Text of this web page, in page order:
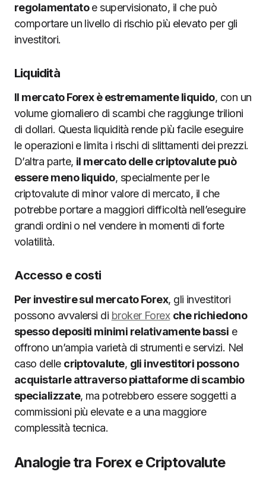
regolamentatoe supervisionato, il che può
comportare un livello di rischio più elevato per gli
investitori.
Liquidità
Il mercato Forex è estremamente liquido, con un
volume giornaliero di scambi che raggiunge trilioni
di dollari. Questa liquidità rende più facile eseguire
le operazioni e limita i rischi di slittamenti dei prezzi.
D’altra parte, il mercato delle criptovalute può
essere meno liquido, specialmente per le
criptovalute di minor valore di mercato, il che
potrebbe portare a maggiori difficoltà nell’eseguire
grandi ordini o nel vendere in momenti di forte
volatilità.
Accesso e costi
Per investire sul mercato Forex, gli investitori
possono avvalersi di broker Forex che richiedono
spesso depositi minimi relativamente bassi e
offrono un’ampia varietà di strumenti e servizi. Nel
caso delle criptovalute, gli investitori possono
acquistarle attraverso piattaforme di scambio
specializzate, ma potrebbero essere soggetti a
commissioni più elevate e a una maggiore
complessità tecnica.
Analogie tra Forex e Criptovalute